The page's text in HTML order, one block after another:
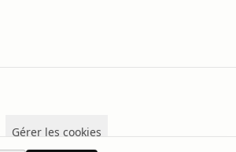
Gérer les cookies